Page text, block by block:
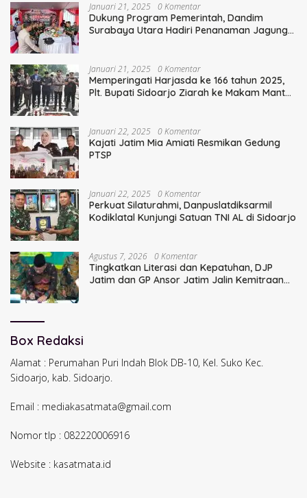
Januari 21, 2025 0 Komentar
Dukung Program Pemerintah, Dandim
Surabaya Utara Hadiri Penanaman Jagung
Januari 21, 2025 0 Komentar
Memperingati Harjasda ke 166 tahun 2025,
Plt. Bupati Sidoarjo Ziarah ke Makam Mantan
Januari 22, 2025 0 Komentar
Kajati Jatim Mia Amiati Resmikan Gedung
PTSP
Januari 22, 2025 0 Komentar
Perkuat Silaturahmi, Danpuslatdiksarmil
Kodiklatal Kunjungi Satuan TNI AL di Sidoarjo
Agustus 7, 2026 0 Komentar
Tingkatkan Literasi dan Kepatuhan, DJP
Jatim dan GP Ansor Jatim Jalin Kemitraan
Box Redaksi
Alamat : Perumahan Puri Indah Blok DB-10, Kel. Suko Kec.
Sidoarjo, kab. Sidoarjo.
Email : mediakasatmata@gmail.com
Nomor tlp : 082220006916
Website : kasatmata.id